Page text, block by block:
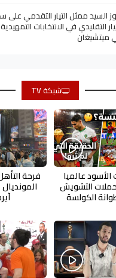
السيد ممثل التيار التقدمي على
التقليدي في الانتخابات
ميتشيغان
شبكة TV
الأسود عالميا
التشويش
الكولسة
فرحة